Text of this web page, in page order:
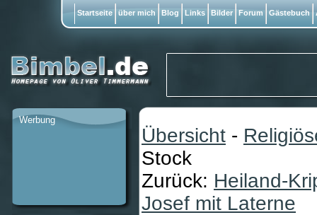
Übersicht -
Stock
Zurück: Heiland-
Josef mit Laterne
Werbung
Startseite über mich Blog Links Bilder Forum Gästebuch